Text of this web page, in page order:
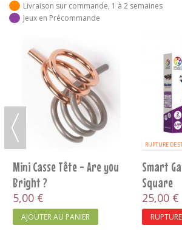
Livraison sur commande, 1 à 2 semaines
Jeux en Précommande
RUPTURE DE STOCK
Dnup
12,00 €
RUPTURE
Mini
Brilliant ?
5,00 €